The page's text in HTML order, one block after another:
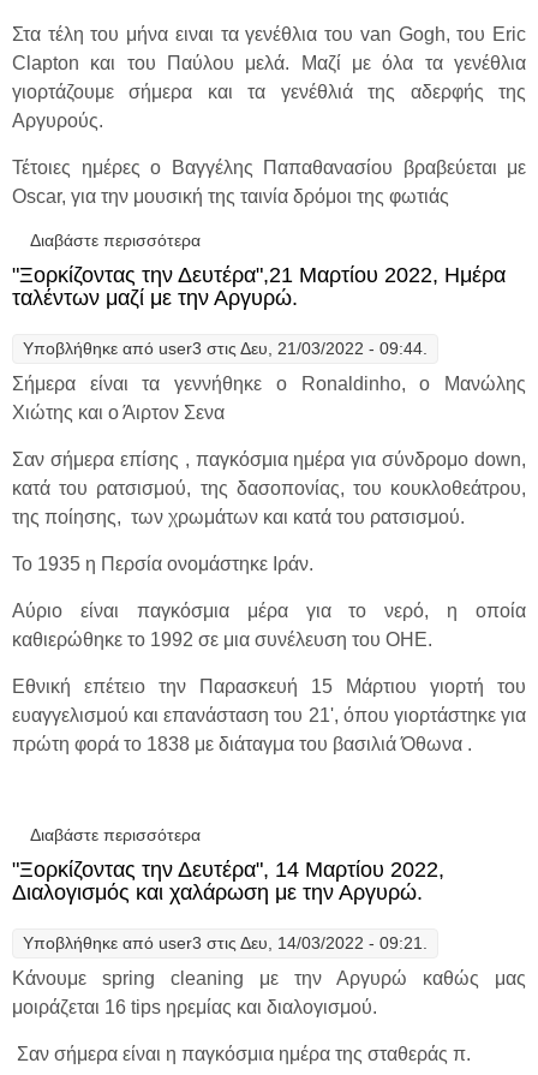
Στα τέλη του μήνα ειναι τα γενέθλια του van Gogh, του Eric
Clapton και του Παύλου μελά. Μαζί με όλα τα γενέθλια
γιορτάζουμε σήμερα και τα γενέθλιά της αδερφής της
Αργυρούς.
Τέτοιες ημέρες ο Βαγγέλης Παπαθανασίου βραβεύεται με
Oscar, για την μουσική της ταινία δρόμοι της φωτιάς
Διαβάστε περισσότερα
2022, Ιστορική Δευτέρα με την Αργυρώ.
"Ξορκίζοντας την Δευτέρα",21 Μαρτίου 2022, Ημέρα
ταλέντων μαζί με την Αργυρώ.
Υποβλήθηκε από user3 στις Δευ, 21/03/2022 - 09:44.
Σήμερα είναι τα γεννήθηκε ο Ronaldinho, ο Μανώλης
Χιώτης και ο Άιρτον Σενα
Σαν σήμερα επίσης , παγκόσμια ημέρα για σύνδρομο down,
κατά του ρατσισμού, της δασοπονίας, του κουκλοθεάτρου,
της ποίησης, των χρωμάτων και κατά του ρατσισμού.
Το 1935 η Περσία ονομάστηκε Ιράν.
Αύριο είναι παγκόσμια μέρα για το νερό, η οποία
καθιερώθηκε το 1992 σε μια συνέλευση του ΟΗΕ.
Εθνική επέτειο την Παρασκευή 15 Μάρτιου γιορτή του
ευαγγελισμού και επανάσταση του 21', όπου γιορτάστηκε για
πρώτη φορά το 1838 με διάταγμα του βασιλιά Όθωνα .
Διαβάστε περισσότερα
2022, Ημέρα ταλέντων μαζί με την Αργυρώ.
"Ξορκίζοντας την Δευτέρα", 14 Μαρτίου 2022,
Διαλογισμός και χαλάρωση με την Αργυρώ.
Υποβλήθηκε από user3 στις Δευ, 14/03/2022 - 09:21.
Κάνουμε spring cleaning με την Αργυρώ καθώς μας
μοιράζεται 16 tips ηρεμίας και διαλογισμού.
Σαν σήμερα είναι η παγκόσμια ημέρα της σταθεράς π.